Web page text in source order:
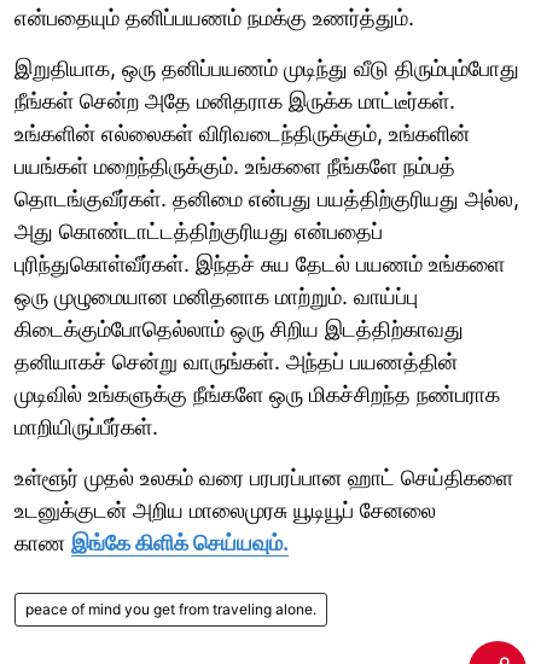
என்பதையும் தனிப்பயணம் நமக்கு உணர்த்தும்.
இறுதியாக, ஒரு தனிப்பயணம் முடிந்து வீடு திரும்பும்போது
நீங்கள் சென்ற அதே மனிதராக இருக்க மாட்டீர்கள்.
உங்களின் எல்லைகள் விரிவடைந்திருக்கும், உங்களின்
பயங்கள் மறைந்திருக்கும். உங்களை நீங்களே நம்பத்
தொடங்குவீர்கள். தனிமை என்பது பயத்திற்குரியது அல்ல,
அது கொண்டாட்டத்திற்குரியது என்பதைப்
புரிந்துகொள்வீர்கள். இந்தச் சுய தேடல் பயணம் உங்களை
ஒரு முழுமையான மனிதனாக மாற்றும். வாய்ப்பு
கிடைக்கும்போதெல்லாம் ஒரு சிறிய இடத்திற்காவது
தனியாகச் சென்று வாருங்கள். அந்தப் பயணத்தின்
முடிவில் உங்களுக்கு நீங்களே ஒரு மிகச்சிறந்த நண்பராக
மாறியிருப்பீர்கள்.
உள்ளூர் முதல் உலகம் வரை பரபரப்பான ஹாட் செய்திகளை
உடனுக்குடன் அறிய மாலைமுரசு யூடியூப் சேனலை
காண இங்கே கிளிக் செய்யவும்.
peace of mind you get from traveling alone.